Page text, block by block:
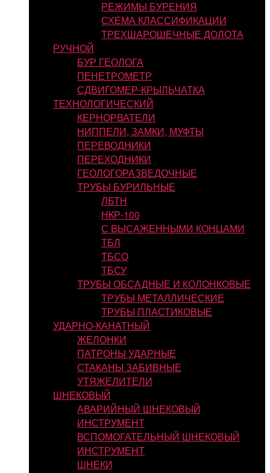
РЕЖИМЫ БУРЕНИЯ
СХЕМА КЛАССИФИКАЦИИ
ТРЕХШАРОШЕЧНЫЕ ДОЛОТА
РУЧНОЙ
БУР ГЕОЛОГА
ПЕНЕТРОМЕТР
СДВИГОМЕР-КРЫЛЬЧАТКА
ТЕХНОЛОГИЧЕСКИЙ
КЕРНОРВАТЕЛИ
НИППЕЛИ, ЗАМКИ, МУФТЫ
ПЕРЕВОДНИКИ
ПЕРЕХОДНИКИ
ГЕОЛОГОРАЗВЕДОЧНЫЕ
ТРУБЫ БУРИЛЬНЫЕ
ЛБТН
НКР-100
С ВЫСАЖЕННЫМИ КОНЦАМИ
ТБЛ
ТБСО
ТБСУ
ТРУБЫ ОБСАДНЫЕ И КОЛОНКОВЫЕ
ТРУБЫ МЕТАЛЛИЧЕСКИЕ
ТРУБЫ ПЛАСТИКОВЫЕ
УДАРНО-КАНАТНЫЙ
ЖЕЛОНКИ
ПАТРОНЫ УДАРНЫЕ
СТАКАНЫ ЗАБИВНЫЕ
УТЯЖЕЛИТЕЛИ
ШНЕКОВЫЙ
АВАРИЙНЫЙ ШНЕКОВЫЙ
ИНСТРУМЕНТ
ВСПОМОГАТЕЛЬНЫЙ ШНЕКОВЫЙ
ИНСТРУМЕНТ
ШНЕКИ